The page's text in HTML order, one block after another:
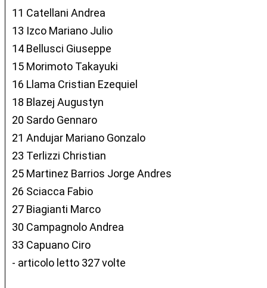
11 Catellani Andrea
13 Izco Mariano Julio
14 Bellusci Giuseppe
15 Morimoto Takayuki
16 Llama Cristian Ezequiel
18 Blazej Augustyn
20 Sardo Gennaro
21 Andujar Mariano Gonzalo
23 Terlizzi Christian
25 Martinez Barrios Jorge Andres
26 Sciacca Fabio
27 Biagianti Marco
30 Campagnolo Andrea
33 Capuano Ciro
- articolo letto 327 volte